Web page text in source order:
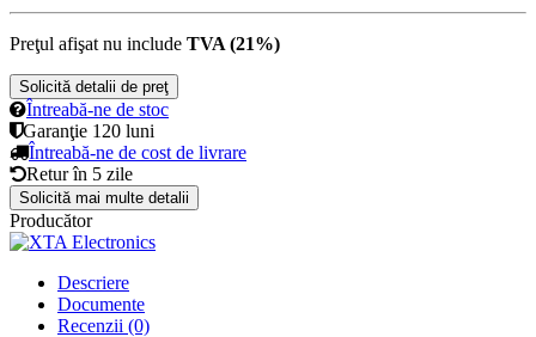
Preţul afişat nu include TVA (21%)
Solicită detalii de preţ
Întreabă-ne de stoc
Garanţie 120 luni
Întreabă-ne de cost de livrare
Retur în 5 zile
Solicită mai multe detalii
Producător
Descriere
Documente
Recenzii (0)